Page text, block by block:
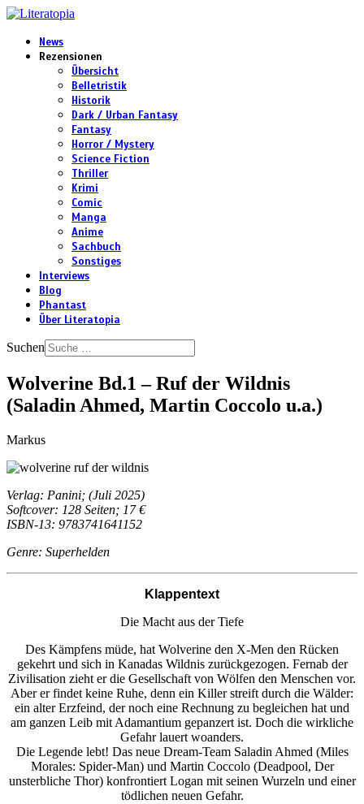
News
Rezensionen
Übersicht
Belletristik
Historik
Dark / Urban Fantasy
Fantasy
Horror / Mystery
Science Fiction
Thriller
Krimi
Comic
Manga
Anime
Sachbuch
Sonstiges
Interviews
Blog
Phantast
Über Literatopia
Suchen
Wolverine Bd.1 – Ruf der Wildnis
(Saladin Ahmed, Martin Coccolo u.a.)
Markus
Verlag: Panini; (Juli 2025)
Softcover: 128 Seiten; 17 €
ISBN-13: 9783741641152
Genre: Superhelden
Klappentext
Die Macht aus der Tiefe
Des Kämpfens müde, hat Wolverine den X-Men den Rücken
gekehrt und sich in Kanadas Wildnis zurückgezogen. Fernab der
Zivilisation zieht er die Gesellschaft von Wölfen den Menschen vor.
Aber er findet keine Ruhe, denn ein Killer streift durch die Wälder:
ein alter Erzfeind, der noch eine Rechnung zu begleichen hat und
am ganzen Leib mit Adamantium gepanzert ist. Doch die wirkliche
Gefahr lauert woanders.
Die Legende lebt! Das neue Dream-Team Saladin Ahmed (Miles
Morales: Spider-Man) und Martin Coccolo (Deadpool, Der
unsterbliche Thor) konfrontiert Logan mit seinen Wurzeln und einer
tödlichen neuen Gefahr.